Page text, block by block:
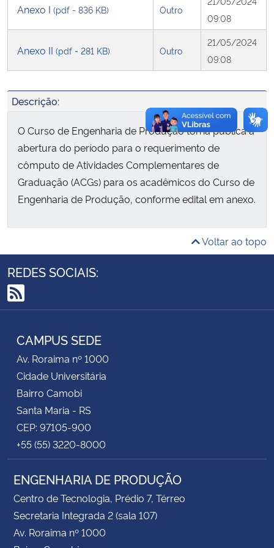
Secretaria-Geral
Gabinete de Segurança Institucional
Advocacia-Geral da União
Banco Central do Brasil
Anexo I (pdf - 836 KB) Outro
09:08
Anexo II (pdf - 281 KB) Outro
21/05/2024
09:08
Descrição:
O Curso de Engenharia de Produção torna pública a
abertura do período para o requerimento de
cômputo de Atividades Complementares de
Graduação (ACGs) para os acadêmicos do Curso de
Engenharia de Produção, conforme edital em anexo.
Voltar ao topo
REDES SOCIAIS:
RSS
CAMPUS SEDE
Av. Roraima nº 1000
Cidade Universitária
Bairro Camobi
Santa Maria - RS
CEP: 97105-900
+55 (55) 3220-8000
ENGENHARIA DE PRODUÇÃO
Centro de Tecnologia, Prédio 7, Térreo
Secretaria Integrada 2 (sala 107)
Av. Roraima nº 1000